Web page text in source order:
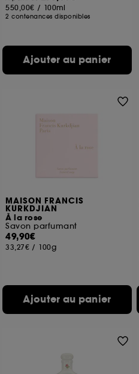
550,00€ / 100ml
2 contenances disponibles
Ajouter au panier
MAISON FRANCIS
KURKDJIAN
À la rose
Savon parfumant
49,90€
33,27€ / 100g
Ajouter au panier